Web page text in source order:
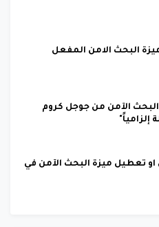
البحث الامن المفعل
الآمن من جوجل كروم
إلزامياً"
تعطيل ميزة البحث الآمن في